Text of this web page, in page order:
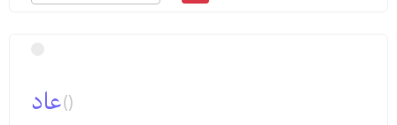
عاد()